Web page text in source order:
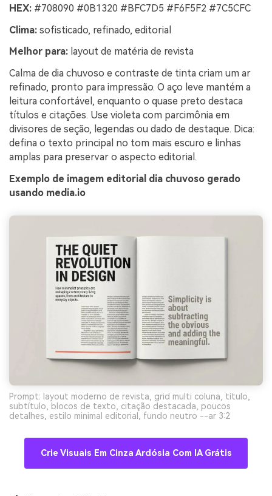
HEX: #708090 #0B1320 #BFC7D5 #F6F5F2 #7C5CFC
Clima: sofisticado, refinado, editorial
Melhor para: layout de matéria de revista
Calma de dia chuvoso e contraste de tinta criam um ar
refinado, pronto para impressão. O aço leve mantém a
leitura confortável, enquanto o quase preto destaca
títulos e citações. Use violeta com parcimônia em
divisores de seção, legendas ou dado de destaque. Dica:
defina o texto principal no tom mais escuro e linhas
amplas para preservar o aspecto editorial.
Exemplo de imagem editorial dia chuvoso gerado
usando media.io
Prompt: layout moderno de revista, grid multi coluna, título,
subtítulo, blocos de texto, citação destacada, poucos
detalhes, estilo minimal editorial, fundo neutro --ar 3:2
Crie Visuais Em Cinza Ardósia Com IA Grátis